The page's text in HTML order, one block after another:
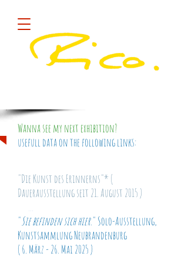
quick
Wanna see my next exhibition?
usefull data on the following links:
"Die Kunst des Erinnerns"* (
Dauerausstellung seit 21. August 2015 )
...
"Sie befinden sich hier." Solo-Ausstellung,
Kunstsammlung Neubrandenburg
( 6. März - 26. Mai 2025 )